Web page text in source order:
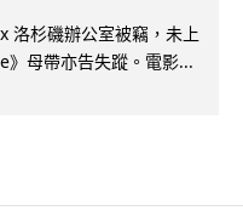
洛杉磯辦公室被竊，未上
母帶亦告失蹤。電影...